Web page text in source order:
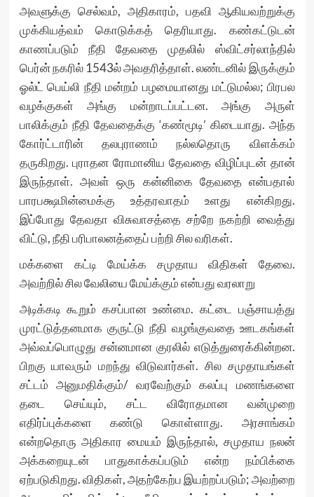
அவளுக்கு செல்வம், அதிகாரம், பதவி ஆகியவற்றுக்கு
முக்கியத்வம் கொடுக்கத் தெரியாது. கண்கட்டுடன்
காணப்படும் நீதி தேவதை முதலில் ஸ்விட்சர்லாந்தில்
பெர்ன் நகரில் 1543ல் அவதரித்தாள். லண்டனில் இருக்கும்
ஓல்ட் பெய்லி நீதி மன்றம் பழமையானது மட்டுமல்ல; பிரபல
வழக்குகள் அங்கு மன்றாடப்பட்டன. அங்கு அருள்
பாலிக்கும் நீதி தேவதைக்கு ‘கண்மூடி’ கிடையாது. அந்த
கோர்ட்டாரின் தலபுராணம் நல்லதொரு விளக்கம்
தருகிறது. புராதன ரோமானிய தேவதை விழிப்புடன் தான்
இருந்தாள். அவள் ஒரு கன்னிகை தேவதை என்பதால்
பாரபக்ஷமின்மைக்கு உத்தரவாதம் உளது என்கிறது.
இப்போது தேவதா விசுவாசத்தை சற்றே நகற்றி வைத்து
விட்டு, நீதி பரிபாலனத்தைப் பற்றி சில வரிகள்.
மக்களை கட்டி மேய்க்க சமுதாய விதிகள் தேவை.
அவற்றில் சில வேலியை மேய்க்கும் என்பது வரலாறு
அடிக்கடி கூறும் கசப்பான உண்மை. கட்டை பஞ்சாயத்து
முரட்டுத்தனமாக குருட்டு நீதி வழங்குவதை ஊடகங்கள்
அவ்வப்பொழுது சன்னமான குரலில் எடுத்துரைக்கின்றன.
பிறகு யாவரும் மறந்து விடுவார்கள். சில சமுதாயங்கள்
சட்டம் அனுமதிக்கும்/ வரவேற்கும் கலப்பு மணங்களை
தடை செய்யும், சட்ட விரோதமான வன்முறை
எதிர்ப்புக்களை கண்டு கொள்ளாது. அரசாங்கம்
என்றதொரு அதிகார மையம் இருந்தால், சமுதாய நலன்
அக்கறையுடன் பாதுகாக்கப்படும் என்ற நம்பிக்கை
ஏற்படுகிறது. விதிகள், அதற்கேற்ப இயற்றப்படும்; அவற்றை